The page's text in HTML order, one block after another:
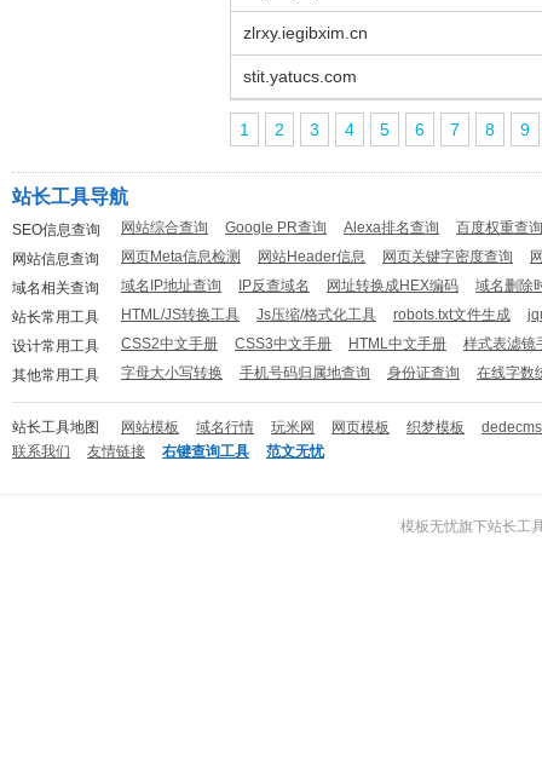
zlrxy.iegibxim.cn
stit.yatucs.com
1 2 3 4 5 6 7 8 9
站长工具导航
SEO信息查询 网站综合查询 Google PR查询 Alexa排名查询
百度权重查询
网站信息查询
网页Meta信息检测 网站Header信息 网页关键字密度查询
域名相关查询
域名IP地址查询 IP反查域名 网址转换成HEX编码
域名删除
站长常用工具
HTML/JS转换工具 Js压缩/格式化工具 robots.txt文件生成
设计常用工具
CSS2中文手册 CSS3中文手册 HTML中文手册
样式表滤镜
其他常用工具
字母大小写转换 手机号码归属地查询 身份证查询 在线字数
站长工具地图 网站模板 域名行情 玩米网 网页模板 织梦模板
联系我们
友情链接 右键查询工具 范文无忧
模板无忧旗下站长工